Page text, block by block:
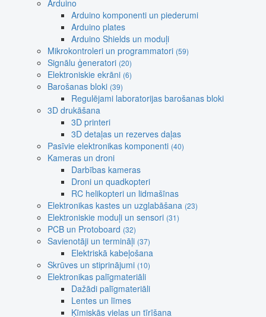
Arduino
Arduino komponenti un piederumi
Arduino plates
Arduino Shields un moduļi
Mikrokontroleri un programmatori (59)
Signālu ģeneratori (20)
Elektroniskie ekrāni (6)
Barošanas bloki (39)
Regulējami laboratorijas barošanas bloki
3D drukāšana
3D printeri
3D detaļas un rezerves daļas
Pasīvie elektronikas komponenti (40)
Kameras un droni
Darbības kameras
Droni un quadkopteri
RC helikopteri un lidmašīnas
Elektronikas kastes un uzglabāšana (23)
Elektroniskie moduļi un sensori (31)
PCB un Protoboard (32)
Savienotāji un termināļi (37)
Elektriskā kabeļošana
Skrūves un stiprinājumi (10)
Elektronikas palīgmateriāli
Dažādi palīgmateriāli
Lentes un līmes
Ķīmiskās vielas un tīrīšana